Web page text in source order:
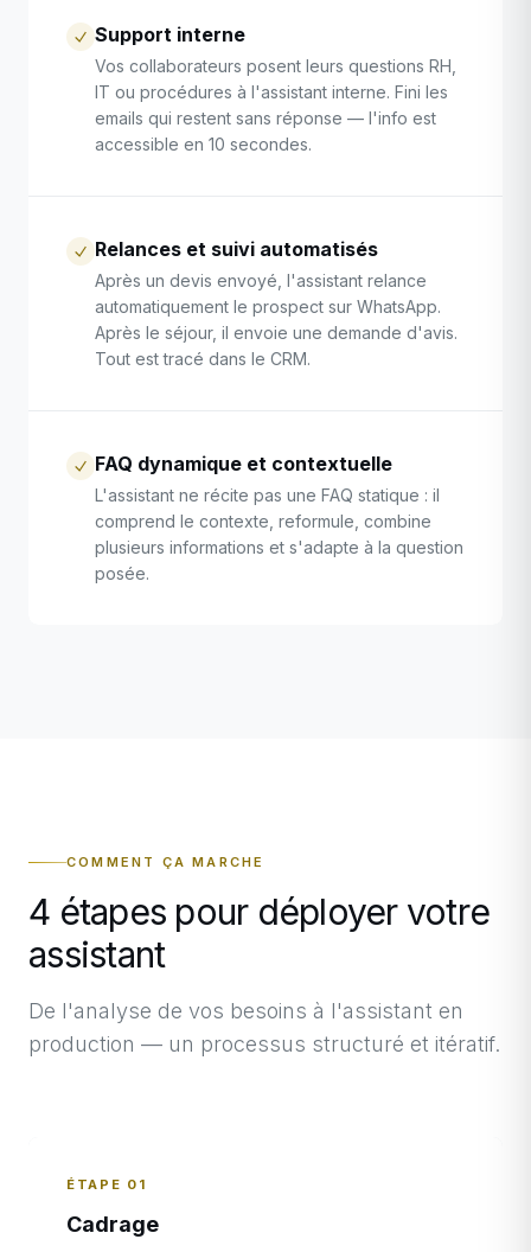
Support interne
Vos collaborateurs posent leurs questions RH,
IT ou procédures à l'assistant interne. Fini les
emails qui restent sans réponse — l'info est
accessible en 10 secondes.
Relances et suivi automatisés
Après un devis envoyé, l'assistant relance
automatiquement le prospect sur WhatsApp.
Après le séjour, il envoie une demande d'avis.
Tout est tracé dans le CRM.
FAQ dynamique et contextuelle
L'assistant ne récite pas une FAQ statique : il
comprend le contexte, reformule, combine
plusieurs informations et s'adapte à la question
posée.
COMMENT ÇA MARCHE
4 étapes pour déployer votre
assistant
De l'analyse de vos besoins à l'assistant en
production — un processus structuré et itératif.
ÉTAPE 01
Cadrage